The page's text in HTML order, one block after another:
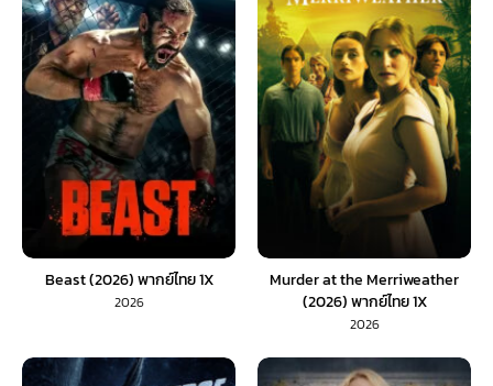
Beast (2026) พากย์ไทย 1X
2026
Murder at the Merriweather
(2026) พากย์ไทย 1X
2026